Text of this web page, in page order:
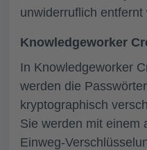
unwiderruflich entfernt
Knowledgeworker
In Knowledgeworker
werden die
kryptographisch
Sie werden mit einem
Einweg-